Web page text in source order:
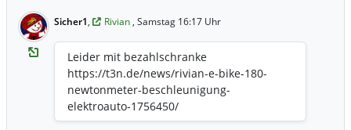
Sicher1, Rivian , Samstag 16:17 Uhr
Leider mit bezahlschranke
https://t3n.de/news/rivian-e-bike-180-
newtonmeter-beschleunigung-
elektroauto-1756450/